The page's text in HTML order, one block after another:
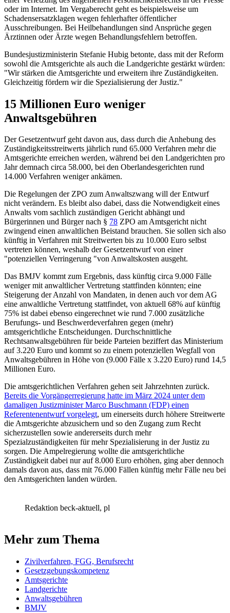
oder im Internet. Im Vergaberecht geht es beispielsweise um
Schadensersatzklagen wegen fehlerhafter öffentlicher
Ausschreibungen. Bei Heilbehandlungen sind Ansprüche gegen
Ärztinnen oder Ärzte wegen Behandlungsfehlern betroffen.
Bundesjustizministerin Stefanie Hubig betonte, dass mit der Reform
sowohl die Amtsgerichte als auch die Landgerichte gestärkt würden:
"Wir stärken die Amtsgerichte und erweitern ihre Zuständigkeiten.
Gleichzeitig fördern wir die Spezialisierung der Justiz."
15 Millionen Euro weniger
Anwaltsgebühren
Der Gesetzentwurf geht davon aus, dass durch die Anhebung des
Zuständigkeitsstreitwerts jährlich rund 65.000 Verfahren mehr die
Amtsgerichte erreichen werden, während bei den Landgerichten pro
Jahr demnach circa 58.000, bei den Oberlandesgerichten rund
14.000 Verfahren weniger ankämen.
Die Regelungen der ZPO zum Anwaltszwang will der Entwurf
nicht verändern. Es bleibt also dabei, dass die Notwendigkeit eines
Anwalts vom sachlich zuständigen Gericht abhängt und
Bürgerinnen und Bürger nach § 78 ZPO am Amtsgericht nicht
zwingend einen anwaltlichen Beistand brauchen. Sie sollen sich also
künftig in Verfahren mit Streitwerten bis zu 10.000 Euro selbst
vertreten können, weshalb der Gesetzentwurf von einer
"potenziellen Verringerung "von Anwaltskosten ausgeht.
Das BMJV kommt zum Ergebnis, dass künftig circa 9.000 Fälle
weniger mit anwaltlicher Vertretung stattfinden könnten; eine
Steigerung der Anzahl von Mandaten, in denen auch vor dem AG
eine anwaltliche Vertretung stattfindet, von aktuell 68% auf künftig
75% ist dabei ebenso eingerechnet wie rund 7.000 zusätzliche
Berufungs- und Beschwerdeverfahren gegen (mehr)
amtsgerichtliche Entscheidungen. Durchschnittliche
Rechtsanwaltsgebühren für beide Parteien beziffert das Ministerium
auf 3.220 Euro und kommt so zu einem potenziellen Wegfall von
Anwaltsgebühren in Höhe von (9.000 Fälle x 3.220 Euro) rund 14,5
Millionen Euro.
Die amtsgerichtlichen Verfahren gehen seit Jahrzehnten zurück.
Bereits die Vorgängerregierung hatte im März 2024 unter dem
damaligen Justizminister Marco Buschmann (FDP) einen
Referentenentwurf vorgelegt, um einerseits durch höhere Streitwerte
die Amtsgerichte abzusichern und so den Zugang zum Recht
sicherzustellen sowie andererseits durch mehr
Spezialzuständigkeiten für mehr Spezialisierung in der Justiz zu
sorgen. Die Ampelregierung wollte die amtsgerichtliche
Zuständigkeit dabei nur auf 8.000 Euro erhöhen, ging aber dennoch
damals davon aus, dass mit 76.000 Fällen künftig mehr Fälle neu bei
den Amtsgerichten landen würden.
Redaktion beck-aktuell, pl
Mehr zum Thema
Zivilverfahren, FGG, Berufsrecht
Gesetzgebungskompetenz
Amtsgerichte
Landgerichte
Anwaltsgebühren
BMJV